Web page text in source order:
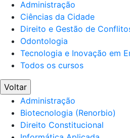
Administração
Ciências da Cidade
Direito e Gestão de
Odontologia
Tecnologia e Inovação em
Todos os cursos
Voltar
Administração
Biotecnologia (Renorbio)
Direito Constitucional